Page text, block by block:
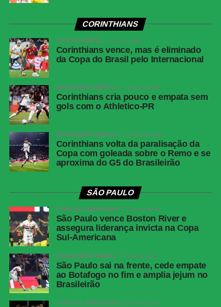
Dias; Gilberto, Jadson, Portilla e Claudinho
(Léo Derik); Leozinho (Dudu), Viveros (Rivaldo)
e Mendoza (João Cruz). Técnico: Odair
Hellmann.
COMENTE ABAIXO:
WhatsApp
Facebook
Twitter
Messenger
CORINTHIANS
COPA DO BRASIL 6 horas atrás
Corinthians vence, mas é eliminado
da Copa do Brasil pelo Internacional
BRASILEIRÃO SÉRIE A 1 semana atrás
Corinthians cria pouco e empata sem
gols com o Athletico-PR
BRASILEIRÃO SÉRIE A 2 semanas atrás
Corinthians volta da paralisação da
Copa com goleada sobre o Remo e se
aproxima do G5 do Brasileirão
SÃO PAULO
COPA SUL-AMERICANA 2 meses atrás
São Paulo vence Boston River e
assegura liderança invicta na Copa
Sul-Americana
BRASILEIRÃO SÉRIE A 3 meses atrás
São Paulo sai na frente, cede empate
ao Botafogo no fim e amplia jejum no
Brasileirão
COPA SUL-AMERICANA 3 meses atrás